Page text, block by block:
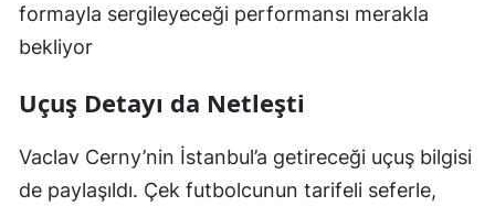
formayla sergileyeceği performansı merakla
bekliyor
Uçuş Detayı da Netleşti
Vaclav Cerny’nin İstanbul’a getireceği uçuş bilgisi
de paylaşıldı. Çek futbolcunun tarifeli seferle,